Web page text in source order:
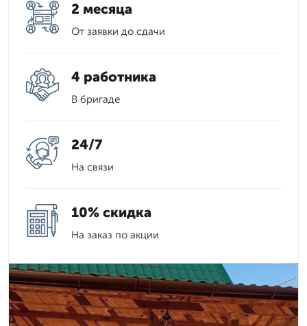
2 месяца
От заявки до сдачи
4 работника
В бригаде
24/7
На связи
10% скидка
На заказ по акции